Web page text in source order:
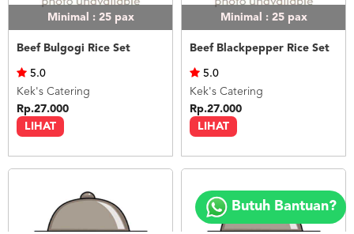
FOODSPOT.CO.ID
Minimal : 25 pax
Beef Bulgogi Rice Set
LIHAT
5.0
Kek's Catering
Rp.27.000
Minimal : 25 pax
Beef Blackpepper Rice Set
LIHAT
5.0
Kek's Catering
Rp.27.000
Butuh Bantuan?